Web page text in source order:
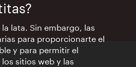
lata. Sin embargo, las
para proporcionarte el
y para permitir el
sitios web y las